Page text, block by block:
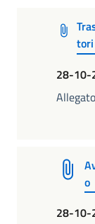
28-10-
o
28-10-